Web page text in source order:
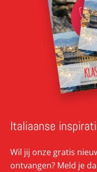
Italiaanse
Wil jij onze gratis
ontvangen? Meld je